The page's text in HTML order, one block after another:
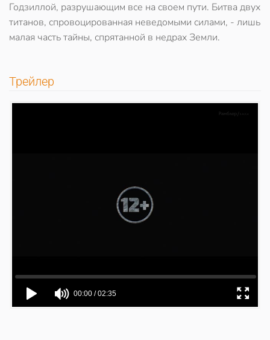
Годзиллой, разрушающим все на своем пути. Битва двух
титанов, спровоцированная неведомыми силами, - лишь
малая часть тайны, спрятанной в недрах Земли.
Трейлер